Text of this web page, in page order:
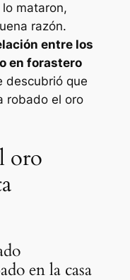
mataron,
razón.
entre los
en forastero
descubrió que
robado el oro
oro
en la casa